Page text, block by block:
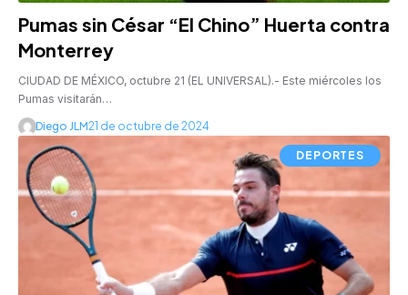
Pumas sin César “El Chino” Huerta contra
Monterrey
CIUDAD DE MÉXICO, octubre 21 (EL UNIVERSAL).- Este miércoles los
Pumas visitarán…
Diego JLM21 de octubre de 2024
DEPORTES